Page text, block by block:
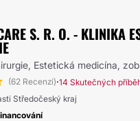
S. R. O. - KLINIKA
Estetická medicína,
(62 Recenzí)·14 Skutečných
Středočeský kraj